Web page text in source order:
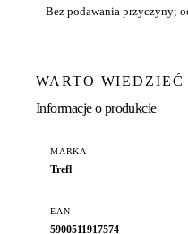
Bez podawania przyczyny;
WARTO WIEDZIEĆ
Informacje o produkcie
MARKA
Trefl
EAN
5900511917574